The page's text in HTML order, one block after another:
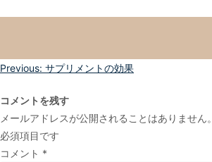
投
ナ
ビ
ゲ
ー
Previous: サプリメントの効果
コメントを残す
メールアドレスが公開されることはありません。
必須項目です
コメント *